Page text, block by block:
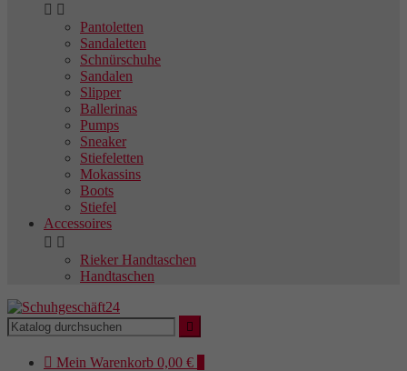
 
Pantoletten
Sandaletten
Schnürschuhe
Sandalen
Slipper
Ballerinas
Pumps
Sneaker
Stiefeletten
Mokassins
Boots
Stiefel
Accessoires
 
Rieker Handtaschen
Handtaschen

 Mein Warenkorb 0,00 €